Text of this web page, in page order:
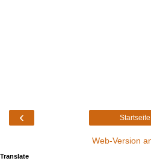
‹ Startseite
Web-Version
Translate